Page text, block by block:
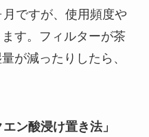
ですが、使用頻度や
す。フィルターが茶
が減ったりしたら、
ン酸浸け置き法」